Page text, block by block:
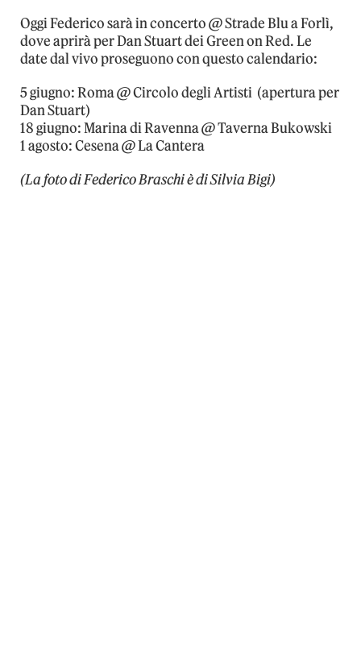
Oggi Federico sarà in concerto @ Strade Blu a Forlì,
dove aprirà per Dan Stuart dei Green on Red. Le
date dal vivo proseguono con questo calendario:
5 giugno: Roma @ Circolo degli Artisti (apertura per
Dan Stuart)
18 giugno: Marina di Ravenna @ Taverna Bukowski
1 agosto: Cesena @ La Cantera
(La foto di Federico Braschi è di Silvia Bigi)